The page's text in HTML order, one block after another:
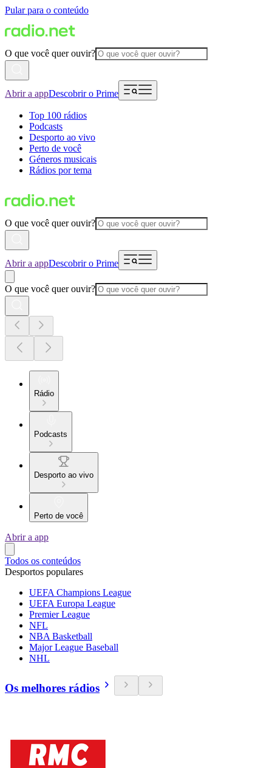
Pular para o conteúdo
O que você quer ouvir?
Abrir a appDescobrir o Prime
Top 100 rádios
Podcasts
Desporto ao vivo
Perto de você
Géneros musicais
Rádios por tema
O que você quer ouvir?
Abrir a appDescobrir o Prime
O que você quer ouvir?
Rádio
Podcasts
Desporto ao vivo
Perto de você
Abrir a app
Todos os conteúdos
Desportos populares
UEFA Champions League
UEFA Europa League
Premier League
NFL
NBA Basketball
Major League Baseball
NHL
Os melhores rádios